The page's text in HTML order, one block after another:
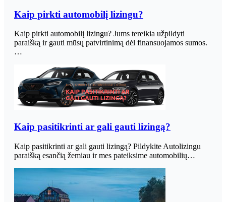
Kaip pirkti automobilį lizingu?
Kaip pirkti automobilį lizingu? Jums tereikia užpildyti
paraišką ir gauti mūsų patvirtinimą dėl finansuojamos sumos.
…
Kaip pasitikrinti ar gali gauti lizingą?
Kaip pasitikrinti ar gali gauti lizingą? Pildykite Autolizingu
paraišką esančią žemiau ir mes pateiksime automobilių…